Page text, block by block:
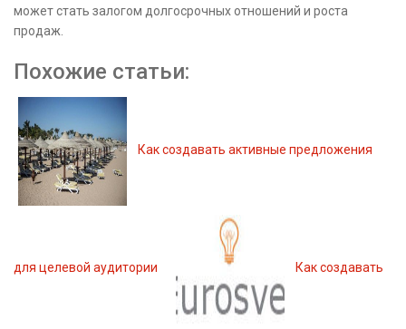
может стать залогом долгосрочных отношений и роста
продаж.
Похожие статьи:
Как создавать активные предложения
для целевой аудитории Как создавать